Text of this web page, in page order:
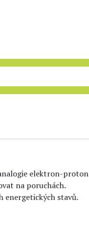
elektron-proton
na poruchách.
energetických stavů.